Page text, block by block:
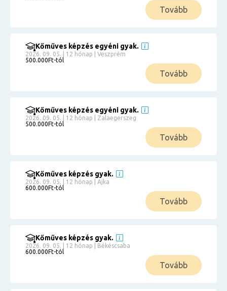
Tovább
Kőműves képzés egyéni gyak.
2026. 09. 05. | 12 hónap | Veszprém
500.000Ft-tól
Tovább
Kőműves képzés egyéni gyak.
2026. 09. 05. | 12 hónap | Zalaegerszeg
500.000Ft-tól
Tovább
Kőműves képzés gyak.
2026. 09. 05. | 12 hónap | Ajka
600.000Ft-tól
Tovább
Kőműves képzés gyak.
2026. 09. 05. | 12 hónap | Békéscsaba
600.000Ft-tól
Tovább